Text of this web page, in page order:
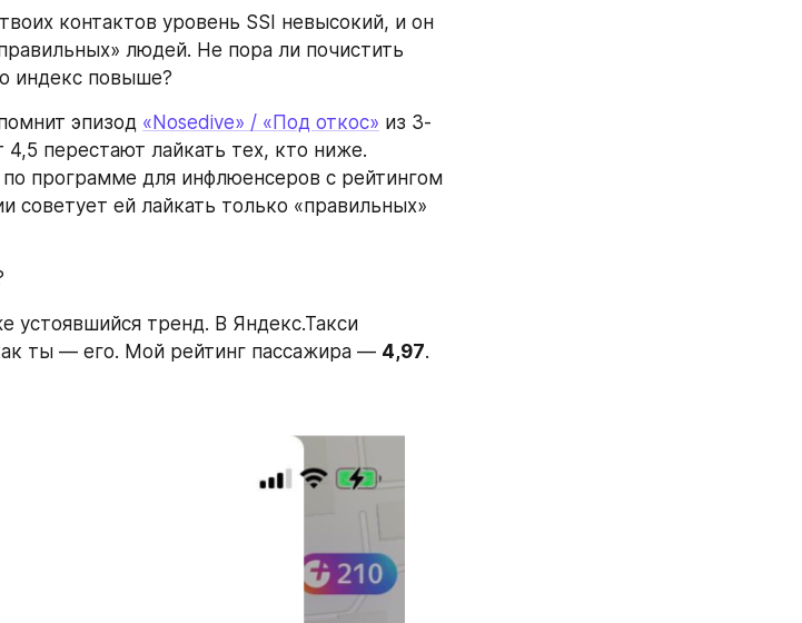
людей. Не пора ли почистить
индекс повыше?
эпизод «Nosedive» / «Под откос» из 3-
перестают лайкать тех, кто ниже.
программе для инфлюенсеров с рейтингом
советует ей лайкать только «правильных»
устоявшийся тренд. В Яндекс.Такси
ты — его. Мой рейтинг пассажира — 4,97.